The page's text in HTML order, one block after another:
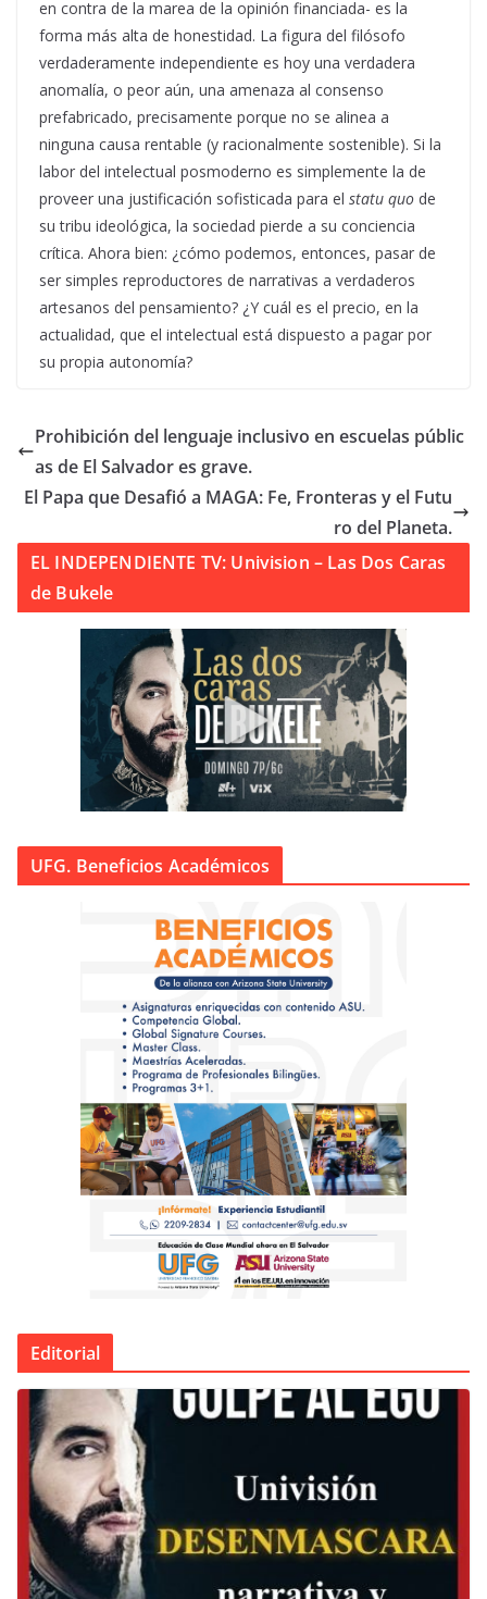
en contra de la marea de la opinión financiada- es la
forma más alta de honestidad. La figura del filósofo
verdaderamente independiente es hoy una verdadera
anomalía, o peor aún, una amenaza al consenso
prefabricado, precisamente porque no se alinea a
ninguna causa rentable (y racionalmente sostenible). Si la
labor del intelectual posmoderno es simplemente la de
proveer una justificación sofisticada para el statu quo de
su tribu ideológica, la sociedad pierde a su conciencia
crítica. Ahora bien: ¿cómo podemos, entonces, pasar de
ser simples reproductores de narrativas a verdaderos
artesanos del pensamiento? ¿Y cuál es el precio, en la
actualidad, que el intelectual está dispuesto a pagar por
su propia autonomía?
Prohibición del lenguaje inclusivo en escuelas públic
as de El Salvador es grave.
El Papa que Desafió a MAGA: Fe, Fronteras y el Futu
ro del Planeta.
EL INDEPENDIENTE TV: Univision – Las Dos Caras
de Bukele
UFG. Beneficios Académicos
Editorial